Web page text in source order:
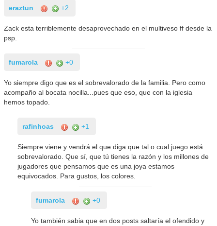
eraztun +2
Zack esta terriblemente desaprovechado en el multiveso ff desde la
psp.
fumarola +0
Yo siempre digo que es el sobrevalorado de la familia. Pero como
acompaño al bocata nocilla...pues que eso, que con la iglesia
hemos topado.
rafinhoas +1
Siempre viene y vendrá el que diga que tal o cual juego está
sobrevalorado. Que sí, que tú tienes la razón y los millones de
jugadores que pensamos que es una joya estamos
equivocados. Para gustos, los colores.
fumarola +0
Yo también sabia que en dos posts saltaría el ofendido y